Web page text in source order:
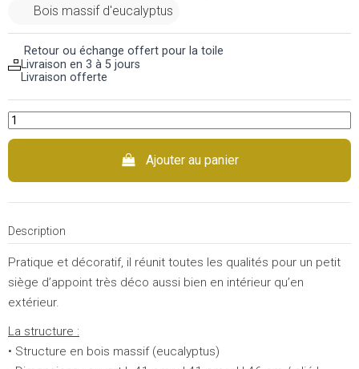
Bois massif d'eucalyptus
Retour ou échange offert pour la toile
Livraison en 3 à 5 jours
Livraison offerte
Ajouter au panier
Description
Pratique et décoratif, il réunit toutes les qualités pour un petit
siège d’appoint très déco aussi bien en intérieur qu’en
extérieur.
La structure :
• Structure en bois massif (eucalyptus)